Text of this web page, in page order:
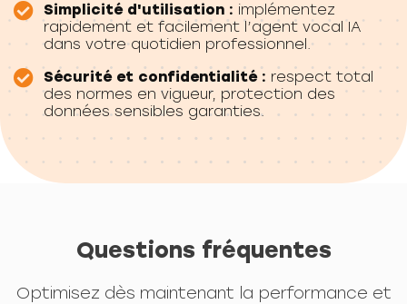
Simplicité d'utilisation : implémentez
rapidement et facilement l’agent vocal IA
dans votre quotidien professionnel.
Sécurité et confidentialité : respect total
des normes en vigueur, protection des
données sensibles garanties.
Questions fréquentes
Optimisez dès maintenant la performance et